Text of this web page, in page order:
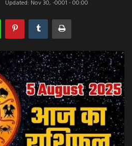
Updated: Nov 30, -0001 - 00:00